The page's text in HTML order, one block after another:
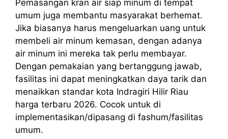
Pemasangan kran air siap minum di tempat
umum juga membantu masyarakat berhemat.
Jika biasanya harus mengeluarkan uang untuk
membeli air minum kemasan, dengan adanya
air minum ini mereka tak perlu membayar.
Dengan pemakaian yang bertanggung jawab,
fasilitas ini dapat meningkatkan daya tarik dan
menaikkan standar kota Indragiri Hilir Riau
harga terbaru 2026. Cocok untuk di
implementasikan/dipasang di fashum/fasilitas
umum.